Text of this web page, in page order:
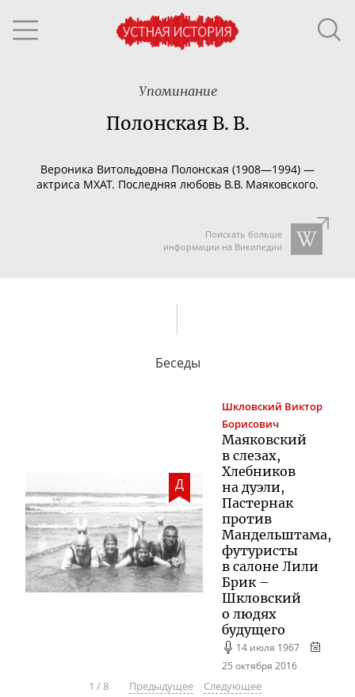
Упоминание
Полонская В. В.
Вероника Витольдовна Полонская (1908—1994) —
актриса МХАТ. Последняя любовь В.В. Маяковского.
Поискать больше
информации на Википедии
Беседы
Д
Шкловский Виктор
Борисович
Маяковский
в слезах,
Хлебников
на дуэли,
Пастернак
против
Мандельштама,
футуристы
в салоне Лили
Брик –
Шкловский
о людях
будущего
14 июля 1967
25 октября 2016
1 /8 Предыдущее
Следующее